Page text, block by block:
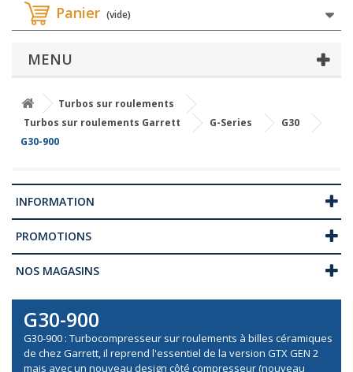
Panier (vide)
MENU
Turbos sur roulements
Turbos sur roulements Garrett
G-Series
G30
G30-900
INFORMATION
PROMOTIONS
NOS MAGASINS
G30-900
G30-900 : Turbocompresseur sur roulements à billes céramiques
de chez Garrett, il reprend l'essentiel de la version GTX GEN 2
mais avec un nouveau design côté compresseur (nouveau